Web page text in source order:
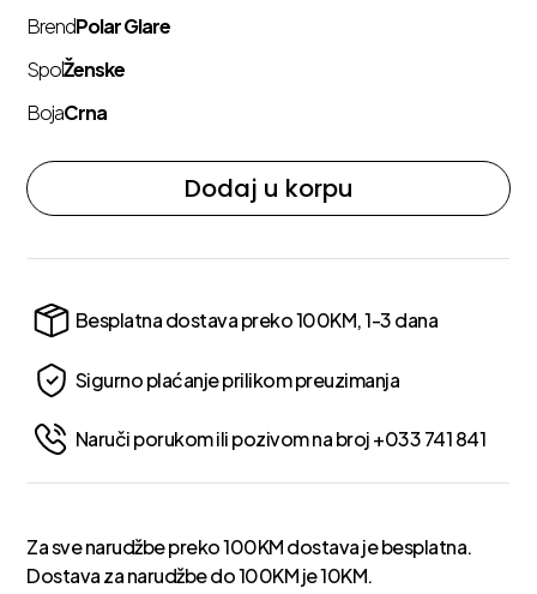
BrendPolar Glare
SpolŽenske
BojaCrna
Dodaj u korpu
Besplatna dostava preko 100KM, 1-3 dana
Sigurno plaćanje prilikom preuzimanja
Naruči porukom ili pozivom na broj +033 741 841
Za sve narudžbe preko 100KM dostava je besplatna.
Dostava za narudžbe do 100KM je 10KM.